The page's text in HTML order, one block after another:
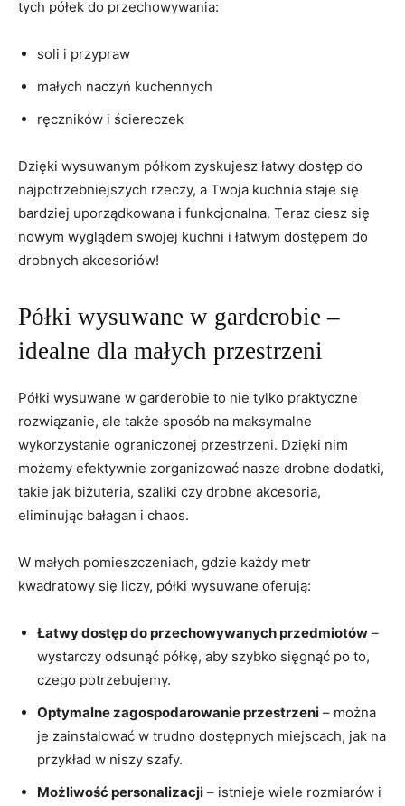
​tych półek do przechowywania:
soli i przypraw
małych naczyń kuchennych
ręczników i ściereczek
Dzięki wysuwanym⁣ półkom zyskujesz łatwy dostęp do
najpotrzebniejszych rzeczy, ⁢a Twoja ⁢kuchnia⁢ staje się
bardziej uporządkowana i funkcjonalna. Teraz ciesz się
nowym​ wyglądem swojej kuchni⁢ i łatwym dostępem do
drobnych akcesoriów!
Półki wysuwane w garderobie ‍–
idealne dla małych przestrzeni
Półki wysuwane w garderobie to nie‍ tylko praktyczne
rozwiązanie, ale także sposób na maksymalne
wykorzystanie ograniczonej przestrzeni. ⁤Dzięki nim
możemy efektywnie zorganizować nasze drobne ⁢dodatki,
takie jak biżuteria, szaliki‌ czy drobne akcesoria,
eliminując bałagan i chaos.
W małych pomieszczeniach, ‌gdzie każdy metr
‍kwadratowy się liczy, półki wysuwane ‌oferują:
Łatwy dostęp⁤ do ‌przechowywanych przedmiotów –
wystarczy odsunąć półkę,‍ aby szybko sięgnąć po‌ to,
czego potrzebujemy.
Optymalne zagospodarowanie ⁢przestrzeni – można
je zainstalować ⁢w trudno dostępnych ‍miejscach, jak na
przykład ​w ⁤niszy​ szafy.
Możliwość personalizacji – istnieje⁤ wiele rozmiarów ​i